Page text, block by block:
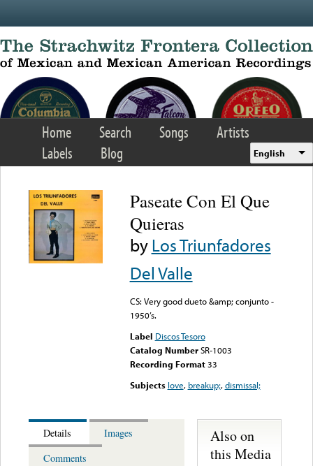
Home Search Songs
Artists
Labels
Blog English
Paseate Con El Que
Quieras
byLos Triunfadores
Del Valle
CS: Very good dueto &amp; conjunto -
1950’s.
Label Discos Tesoro
Catalog Number SR-1003
Recording Format33
Subjects love, breakup;,dismissal;
Details
Images
Comments
Also on
this Media